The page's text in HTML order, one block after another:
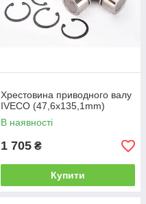
Хрестовина приводного валу
IVECO (47,6x135,1mm)
В наявності
1 705 ₴
Купити